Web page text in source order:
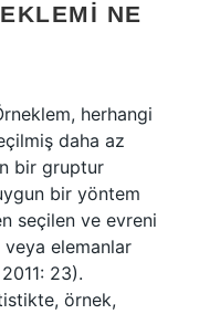
NE
herhangi
daha az
bir gruptur
bir yöntem
seçilen ve evreni
elemanlar
23).
örnek,